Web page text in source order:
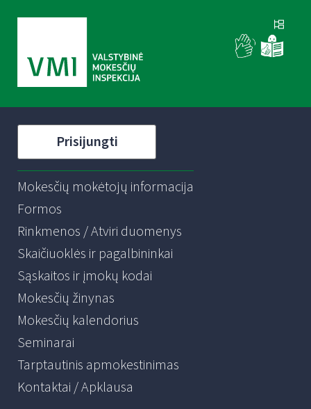
Prisijungti
Mokesčių mokėtojų informacija
Formos
Rinkmenos / Atviri duomenys
Skaičiuoklės ir pagalbininkai
Sąskaitos ir įmokų kodai
Mokesčių žinynas
Mokesčių kalendorius
Seminarai
Tarptautinis apmokestinimas
Kontaktai / Apklausa